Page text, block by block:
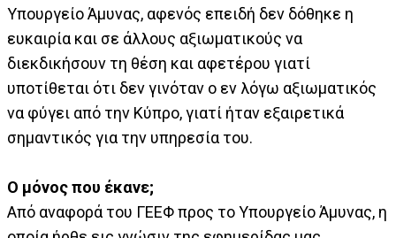
Υπουργείο Άμυνας, αφενός επειδή δεν δόθηκε η
ευκαιρία και σε άλλους αξιωματικούς να
διεκδικήσουν τη θέση και αφετέρου γιατί
υποτίθεται ότι δεν γινόταν ο εν λόγω αξιωματικός
να φύγει από την Κύπρο, γιατί ήταν εξαιρετικά
σημαντικός για την υπηρεσία του.
Ο μόνος που έκανε;
Από αναφορά του ΓΕΕΦ προς το Υπουργείο Άμυνας, η